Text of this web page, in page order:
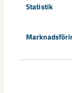
Statistik
annan
Kirunaborna fick
när